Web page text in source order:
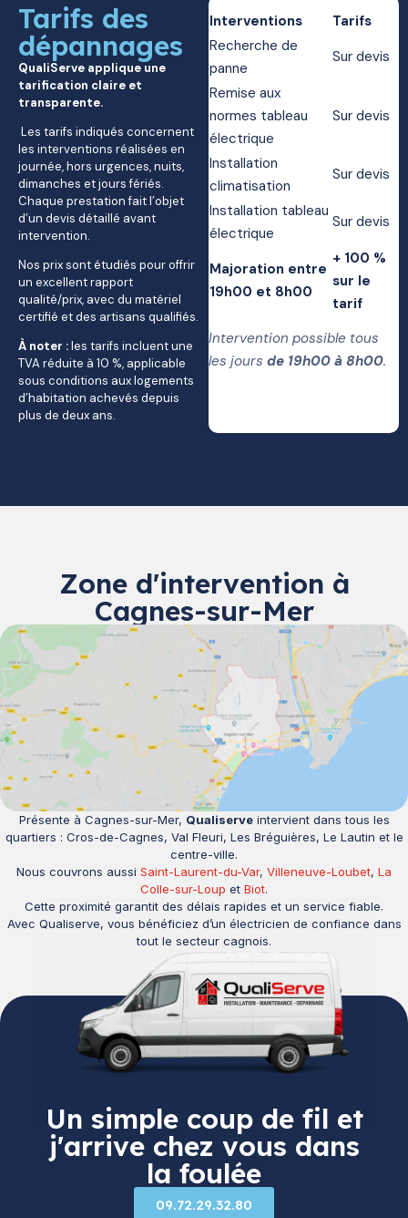
Tarifs des
dépannages
QualiServe applique une
tarification claire et
transparente.
Les tarifs indiqués concernent
les interventions réalisées en
journée, hors urgences, nuits,
dimanches et jours fériés.
Chaque prestation fait l’objet
d’un devis détaillé avant
intervention.
Nos prix sont étudiés pour offrir
un excellent rapport
qualité/prix, avec du matériel
certifié et des artisans qualifiés.
À noter :les tarifs incluent une
TVA réduite à 10 %, applicable
sous conditions aux logements
d’habitation achevés depuis
plus de deux ans.
Interventions
Tarifs
Recherche de
panne
Sur devis
Remise aux
normes tableau
électrique
Sur devis
Installation
climatisation
Sur devis
Installation tableau
électrique
Sur devis
Majoration entre
19h00 et 8h00
+ 100 %
sur le
tarif
Intervention possible tous
les joursde 19h00 à 8h00.
Zone d'intervention à
Cagnes-sur-Mer
Présente à Cagnes-sur-Mer, Qualiserveintervient dans tous les
quartiers : Cros-de-Cagnes, Val Fleuri, Les Bréguières, Le Lautin et le
centre-ville.
Nous couvrons aussi Saint-Laurent-du-Var, Villeneuve-Loubet, La
Colle-sur-Loup et Biot.
Cette proximité garantit des délais rapides et un service fiable.
Avec Qualiserve, vous bénéficiez d’un électricien de confiance dans
tout le secteur cagnois.
Un simple coup de fil et
j'arrive chez vous dans
la foulée
09.72.29.32.80